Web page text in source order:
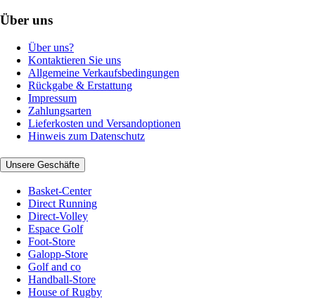
Über uns
Über uns?
Kontaktieren Sie uns
Allgemeine Verkaufsbedingungen
Rückgabe & Erstattung
Impressum
Zahlungsarten
Lieferkosten und Versandoptionen
Hinweis zum Datenschutz
Unsere Geschäfte
Basket-Center
Direct Running
Direct-Volley
Espace Golf
Foot-Store
Galopp-Store
Golf and co
Handball-Store
House of Rugby